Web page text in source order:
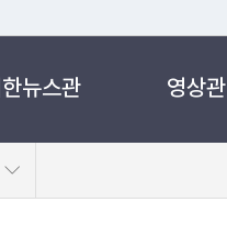
리하는 누리집입니다.
뉴스관 영상관